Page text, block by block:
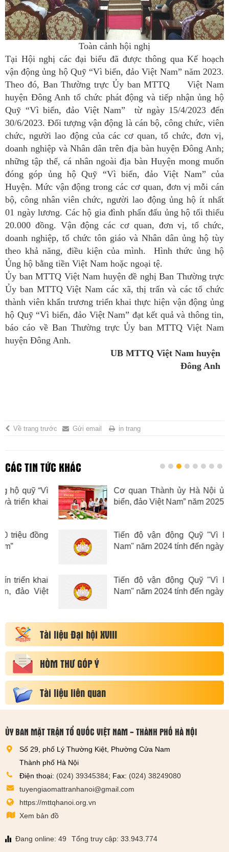
Toàn cảnh hội nghị
Tại Hội nghị các đại biểu đã được thông qua Kế hoạch
vận động ủng hộ Quỹ “Vì biển, đảo Việt Nam” năm 2023.
Theo đó, Ban Thường trực Ủy ban MTTQ Việt Nam
huyện Đông Anh tổ chức phát động và tiếp nhận ủng hộ
Quỹ “Vì biển, đảo Việt Nam” từ ngày 15/4/2023 đến
30/6/2023. Đối tượng vận động là cán bộ, công chức, viên
chức, người lao động của các cơ quan, tổ chức, đơn vị,
doanh nghiệp và Nhân dân trên địa bàn huyện Đông Anh;
những tập thể, cá nhân ngoài địa bàn Huyện mong muốn
đóng góp ủng hộ Quỹ “Vì biển, đảo Việt Nam” của
Huyện. Mức vận động trong các cơ quan, đơn vị mỗi cán
bộ, công nhân viên chức, người lao động ủng hộ ít nhất
01 ngày lương. Các hộ gia đình phấn đấu ủng hộ tối thiểu
20.000 đồng. Vận động các cơ quan, đơn vị, tổ chức,
doanh nghiệp, tổ chức tôn giáo và Nhân dân ủng hộ tùy
theo khả năng, điều kiện của mình. Hình thức ủng hộ
Ủng hộ bằng tiền Việt Nam hoặc ngoại tệ.
Ủy ban MTTQ Việt Nam huyện đề nghị Ban Thường trực
Ủy ban MTTQ Việt Nam các xã, thị trấn và các tổ chức
thành viên khẩn trương triển khai thực hiện vận động ủng
hộ Quỹ “Vì biển, đảo Việt Nam” đạt kết quả và thông tin,
báo cáo về Ban Thường trực Ủy ban MTTQ Việt Nam
huyện Đông Anh.
UB MTTQ Việt Nam huyện
Đông Anh
Về trang trước Gửi email in trang
CÁC TIN TỨC KHÁC
Cơ quan Thành ủy Hà Nội ủng hộ Quỹ
biển, đảo Việt Nam” năm 2025
Tiến độ vận động Quỹ "Vì biển, đảo
Nam" năm 2024 tính đến ngày 16/5/2024
Tiến độ vận động Quỹ "Vì biển, đảo
Nam" năm 2024 tính đến ngày 03/05/2024
Tài liệu Đại hội XVIII
HÒM THƯ GÓP Ý
Tài liệu liên quan
ỦY BAN MẶT TRẬN TỔ QUỐC VIỆT NAM - THÀNH PHỐ HÀ NỘI
Số 29, phố Lý Thường Kiệt, Phường Cửa Nam
Thành phố Hà Nội
Điện thoại: (024) 39345384; Fax: (024) 38249080
tuyengiaomattranhanoi@gmail.com
https://mttqhanoi.org.vn
Xem bản đồ
Đang online: 49 Tổng truy cập: 33.943.774